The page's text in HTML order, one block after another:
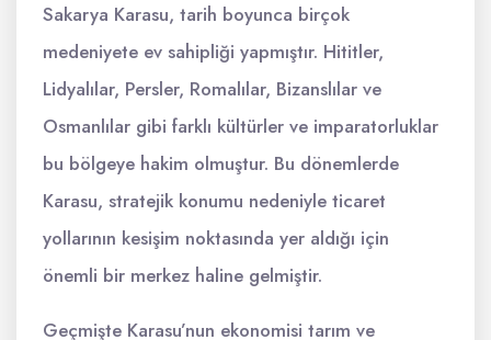
Sakarya Karasu, tarih boyunca birçok
medeniyete ev sahipliği yapmıştır. Hititler,
Lidyalılar, Persler, Romalılar, Bizanslılar ve
Osmanlılar gibi farklı kültürler ve imparatorluklar
bu bölgeye hakim olmuştur. Bu dönemlerde
Karasu, stratejik konumu nedeniyle ticaret
yollarının kesişim noktasında yer aldığı için
önemli bir merkez haline gelmiştir.
Geçmişte Karasu’nun ekonomisi tarım ve